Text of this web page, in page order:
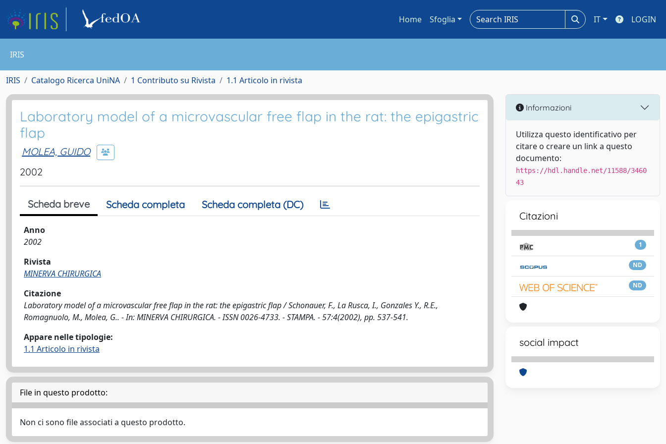
Home Sfoglia IT LOGIN
IRIS
IRIS Catalogo Ricerca UniNA 1 Contributo su Rivista 1.1 Articolo in rivista
Laboratory model of a microvascular free flap in the rat: the epigastric
flap
MOLEA, GUIDO
2002
Scheda breve Scheda completa Scheda completa (DC)
Anno
2002
Rivista
MINERVA CHIRURGICA
Citazione
Laboratory model of a microvascular free flap in the rat: the epigastric flap / Schonauer, F., La Rusca, I., Gonzales Y., R.E.,
Romagnuolo, M., Molea, G.. - In: MINERVA CHIRURGICA. - ISSN 0026-4733. - STAMPA. - 57:4(2002), pp. 537-541.
Appare nelle tipologie:
1.1 Articolo in rivista
File in questo prodotto:
Non ci sono file associati a questo prodotto.
Informazioni
Utilizza questo identificativo per
citare o creare un link a questo
documento:
https://hdl.handle.net/11588/3460
43
Citazioni
1
ND
ND
social impact